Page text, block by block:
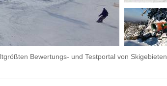
Bewertungs- und Testportal von Skigebieten.